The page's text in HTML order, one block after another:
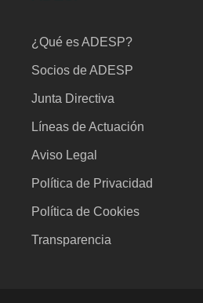
¿Qué es ADESP?
Socios de ADESP
Junta Directiva
Líneas de Actuación
Aviso Legal
Política de Privacidad
Política de Cookies
Transparencia